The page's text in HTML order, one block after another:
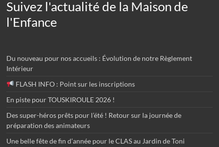
Suivez l'actualité de la Maison de
l'Enfance
Du nouveau pour nos accueils : Évolution de notre Règlement
Intérieur
FLASH INFO : Point sur les inscriptions
En piste pour TOUSKIROULE 2026 !
Des super-héros prêts pour l’été ! Retour sur la journée de
préparation des animateurs
Une belle fête de fin d’année pour le CLAS au Jardin de Toni